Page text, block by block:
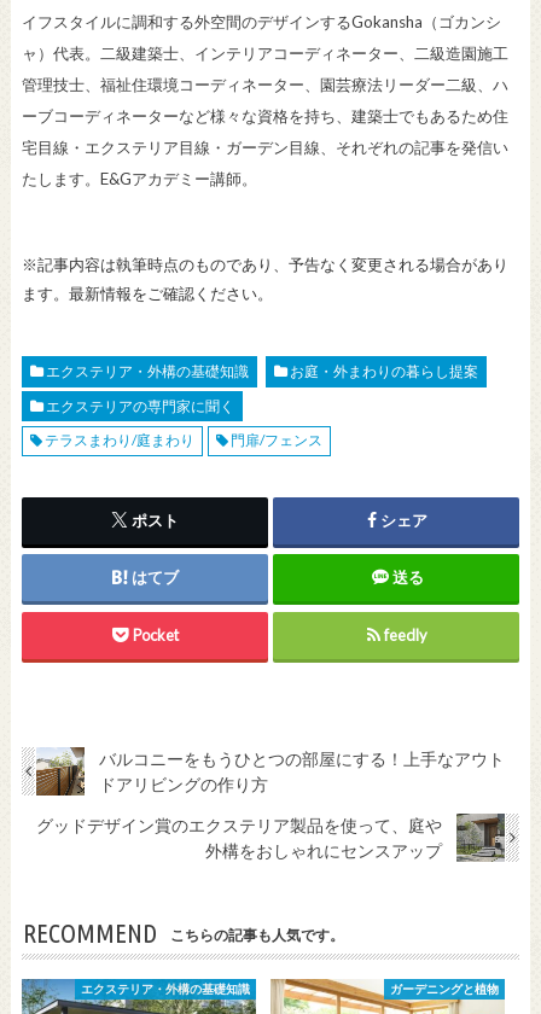
イフスタイルに調和する外空間のデザインするGokansha（ゴカンシ
ャ）代表。二級建築士、インテリアコーディネーター、二級造園施工
管理技士、福祉住環境コーディネーター、園芸療法リーダー二級、ハ
ーブコーディネーターなど様々な資格を持ち、建築士でもあるため住
宅目線・エクステリア目線・ガーデン目線、それぞれの記事を発信い
たします。E&Gアカデミー講師。
※記事内容は執筆時点のものであり、予告なく変更される場合があり
ます。最新情報をご確認ください。
エクステリア・外構の基礎知識
お庭・外まわりの暮らし提案
エクステリアの専門家に聞く
テラスまわり/庭まわり
門扉/フェンス
ポスト シェア
はてブ 送る
Pocket feedly
バルコニーをもうひとつの部屋にする！上手なアウト
ドアリビングの作り方
グッドデザイン賞のエクステリア製品を使って、庭や
外構をおしゃれにセンスアップ
RECOMMEND こちらの記事も人気です。
エクステリア・外構の基礎知識 ガーデニングと植物